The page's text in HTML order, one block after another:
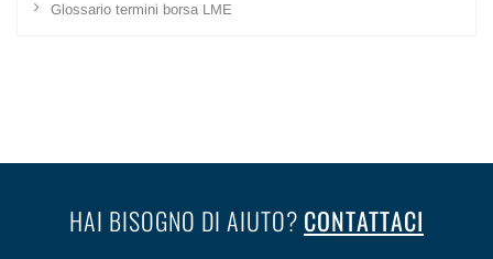
Glossario termini borsa LME
HAI BISOGNO DI AIUTO? CONTATTACI